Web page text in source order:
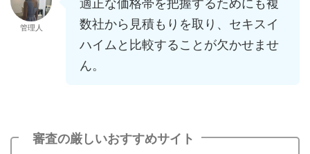
管理人
数社から見積もりを取り、セキスイ
ハイムと比較することが欠かせませ
ん。
審査の厳しいおすすめサイト